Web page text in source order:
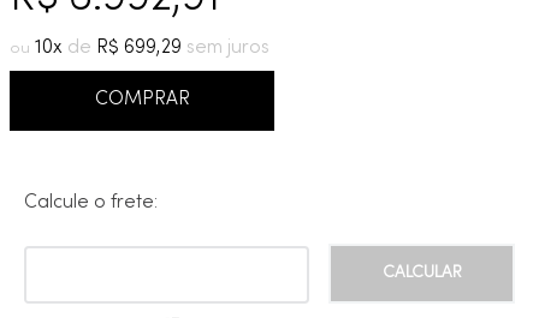
10 R$ 699,29
COMPRAR
Calcule o frete: